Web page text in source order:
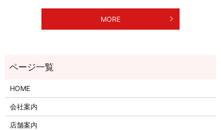
MORE
HOME
会社案内
店舗案内